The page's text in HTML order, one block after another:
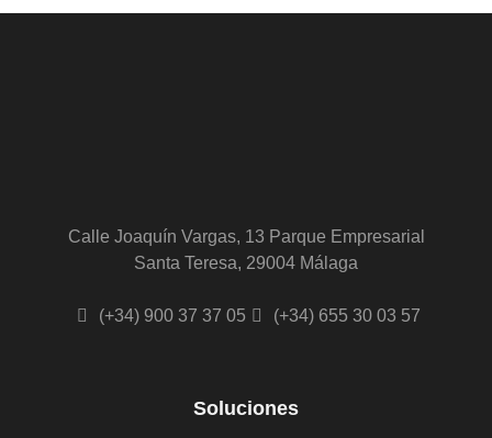
Calle Joaquín Vargas, 13 Parque Empresarial
Santa Teresa, 29004 Málaga
(+34) 900 37 37 05 (+34) 655 30 03 57
Soluciones